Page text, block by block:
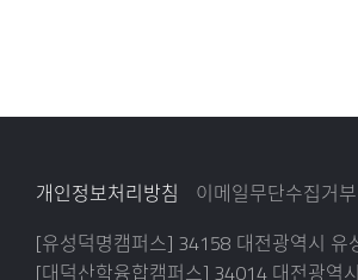
개인정보처리방침
이메일무단수집거부
[유성덕명캠퍼스] 34158 대전광역시
[대덕산학융합캠퍼스] 34014 대전광역